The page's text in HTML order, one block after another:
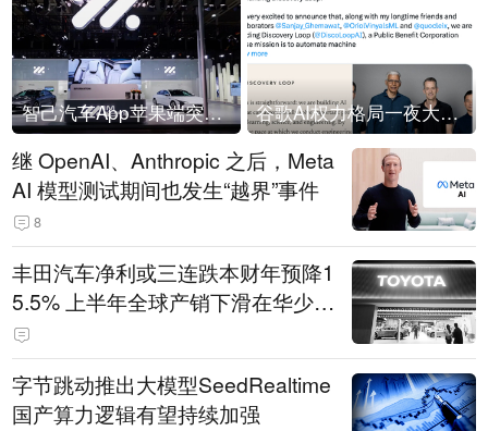
智己汽车App苹果端突然“下架” 谷歌AI权力格局一夜大洗牌
继 OpenAI、Anthropic 之后，Meta
AI 模型测试期间也发生“越界”事件
8
丰田汽车净利或三连跌本财年预降1
5.5% 上半年全球产销下滑在华少卖
14.3万辆
字节跳动推出大模型SeedRealtime
国产算力逻辑有望持续加强